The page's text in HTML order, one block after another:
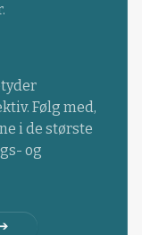
Følg med,
i de største
og